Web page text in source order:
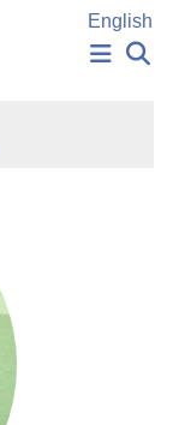
English